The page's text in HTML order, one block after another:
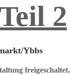
2
Ybbs
freigeschaltet.